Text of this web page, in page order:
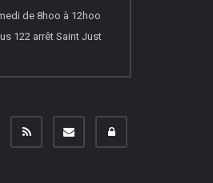
de 8hoo à 12hoo
122 arrêt Saint Just